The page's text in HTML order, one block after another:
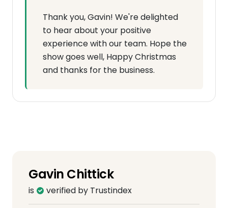
Thank you, Gavin! We're delighted
to hear about your positive
experience with our team. Hope the
show goes well, Happy Christmas
and thanks for the business.
Gavin Chittick
is verified by Trustindex